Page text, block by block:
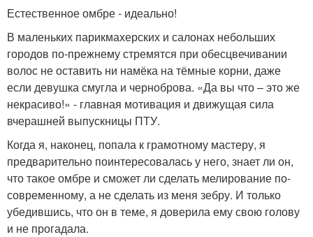
Естественное омбре - идеально!
В маленьких парикмахерских и салонах небольших
городов по-прежнему стремятся при обесцвечивании
волос не оставить ни намёка на тёмные корни, даже
если девушка смугла и черноброва. «Да вы что – это же
некрасиво!» - главная мотивация и движущая сила
вчерашней выпускницы ПТУ.
Когда я, наконец, попала к грамотному мастеру, я
предварительно поинтересовалась у него, знает ли он,
что такое омбре и сможет ли сделать мелирование по-
современному, а не сделать из меня зебру. И только
убедившись, что он в теме, я доверила ему свою голову
и не прогадала.